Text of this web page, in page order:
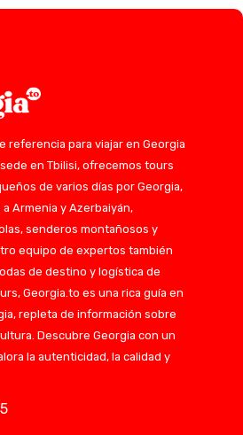
referencia para viajar en Georgia
en Tbilisi, ofrecemos tours
de varios días por Georgia,
Armenia y Azerbaiyán,
senderos montañosos y
equipo de expertos también
de destino y logística de
Georgia.to es una rica guía en
repleta de información sobre
Descubre Georgia con un
la autenticidad, la calidad y